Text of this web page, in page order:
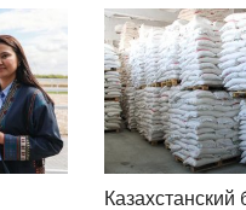
Казахстанский
чемпионата...
492
организовали под эгидой
порядок».